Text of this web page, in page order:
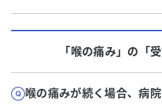
「喉の痛み」 の「
喉の痛みが続く場合、病